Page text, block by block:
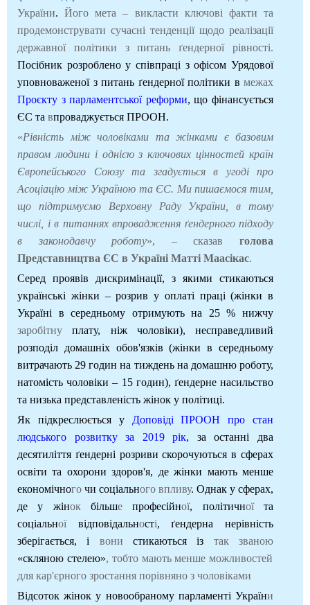
України.Його мета – викласти ключові факти та
продемонструвати сучасні тенденції щодо реалізації
державної політики з питань ґендерної рівності.
Посібник розроблено у співпраці з офісом Урядової
уповноваженої з питань ґендерної політики в межах
Проєкту з парламентської реформи, що фінансується
ЄС та впроваджується ПРООН.
«Рівність між чоловіками та жінками є базовим
правом людини і однією з ключових цінностей країн
Європейського Союзу та згадується в угоді про
Асоціацію між Україною та ЄС. Ми пишаємося тим,
що підтримуємо Верховну Раду України, в тому
числі, і в питаннях впровадження ґендерного підходу
в законодавчу роботу», – сказавголова
Представництва ЄС в Україні Матті Маасікас.
Серед проявів дискримінації, з якими стикаються
українські жінки – розрив у оплаті праці (жінки в
Україні в середньому отримують на 25 % нижчу
заробітну плату, ніж чоловіки), несправедливий
розподіл домашніх обов'язків (жінки в середньому
витрачають 29 годин на тиждень на домашню роботу,
натомість чоловіки – 15 годин), ґендерне насильство
та низька представленість жінок у політиці.
Як підкреслюється у Доповіді ПРООН про стан
людського розвитку за 2019 рік, за останні два
десятиліття ґендерні розриви скорочуються в сферах
освіти та охорони здоров'я, де жінки мають менше
економічного чи соціального впливу. Однак у сферах,
де у жінок більше професійної, політичноїта
соціальноївідповідальності, ґендерна нерівність
зберігається, і вони стикаються із так званою
«скляною стелею», тобто мають менше можливостей
для кар'єрного зростання порівняно з чоловіками
Відсоток жінок у новообраному парламенті України